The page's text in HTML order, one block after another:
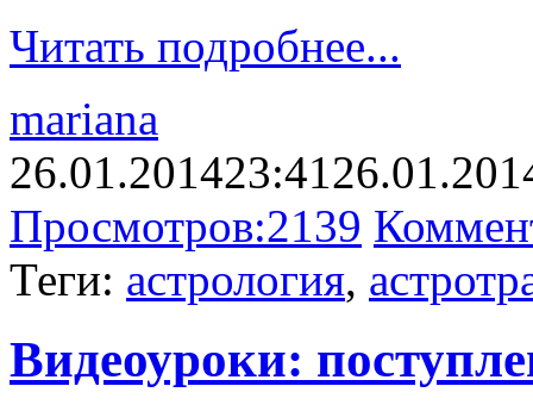
Читать подробнее...
mariana
26.01.201423:41
Просмотров:2139
Теги: астрология,
Видеоуроки: